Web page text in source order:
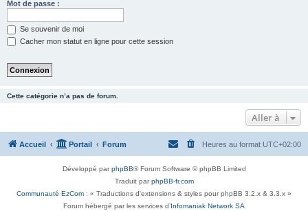
Mot de passe :
Se souvenir de moi
Cacher mon statut en ligne pour cette session
Cette catégorie n’a pas de forum.
Aller à
Accueil Portail Forum Heures au format UTC+02:00
Développé parphpBB® Forum Software © phpBB Limited
Traduit parphpBB-fr.com
Communauté EzCom : « Traductions d'extensions & styles pour phpBB 3.2.x & 3.3.x »
Forum hébergé par les services d’ Infomaniak Network SA